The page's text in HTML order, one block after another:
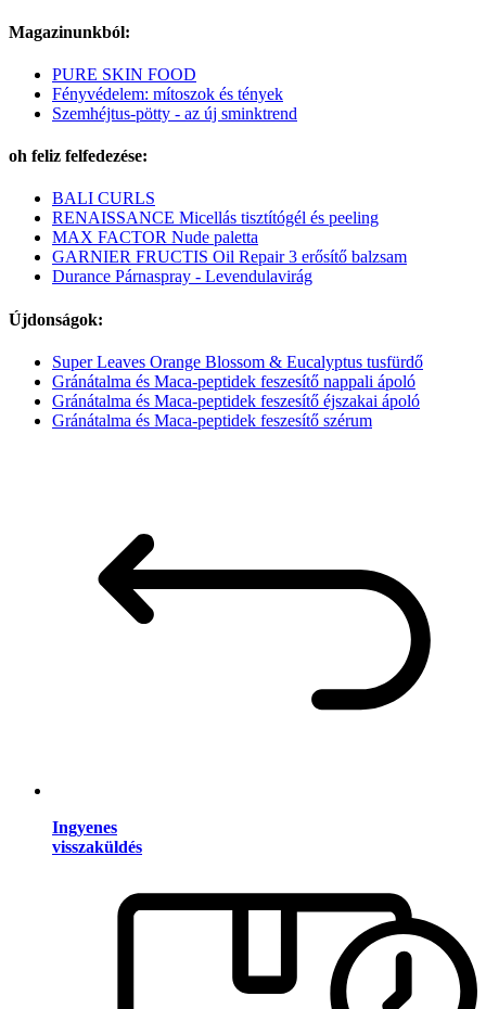
Magazinunkból:
PURE SKIN FOOD
Fényvédelem: mítoszok és tények
Szemhéjtus-pötty - az új sminktrend
oh feliz felfedezése:
BALI CURLS
RENAISSANCE Micellás tisztítógél és peeling
MAX FACTOR Nude paletta
GARNIER FRUCTIS Oil Repair 3 erősítő balzsam
Durance Párnaspray - Levendulavirág
Újdonságok:
Super Leaves Orange Blossom & Eucalyptus tusfürdő
Gránátalma és Maca-peptidek feszesítő nappali ápoló
Gránátalma és Maca-peptidek feszesítő éjszakai ápoló
Gránátalma és Maca-peptidek feszesítő szérum
Ingyenes
visszaküldés